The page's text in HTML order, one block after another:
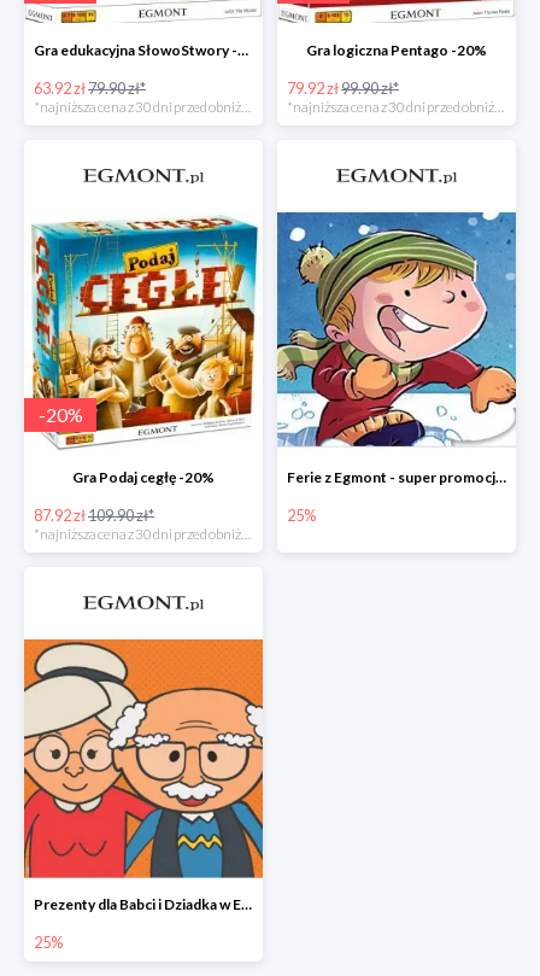
Gra edukacyjna SłowoStwory -20%
63.92 zł79.90 zł*
Gra logiczna Pentago -20%
79.92 zł99.90 zł*
-20%
Gra Podaj cegłę -20%
87.92 zł109.90 zł*
*najniższa cena z 30 dni przed obniżką
Ferie z Egmont - super promocje do -25%
25%
Prezenty dla Babci i Dziadka w Egmont do -25%
25%